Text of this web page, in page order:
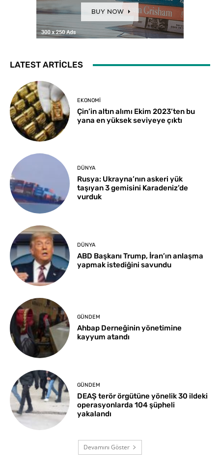
LATEST ARTICLES
EKONOMI
Çin’in altın alımı Ekim 2023’ten bu
yana en yüksek seviyeye çıktı
DÜNYA
Rusya: Ukrayna’nın askeri yük
taşıyan 3 gemisini Karadeniz’de
vurduk
DÜNYA
ABD Başkanı Trump, İran’ın anlaşma
yapmak istediğini savundu
GÜNDEM
Ahbap Derneğinin yönetimine
kayyum atandı
GÜNDEM
DEAŞ terör örgütüne yönelik 30 ildeki
operasyonlarda 104 şüpheli
yakalandı
Devamını Göster